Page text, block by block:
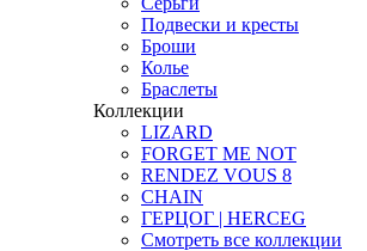
Подвески и кресты
Броши
Колье
Браслеты
Коллекции
LIZARD
FORGET ME NOT
RENDEZ VOUS 8
CHAIN
ГЕРЦОГ | HERCEG
Смотреть все коллекции